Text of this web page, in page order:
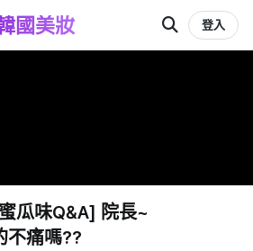
國美妝 登入
瓜味Q&A] 院長~
不痛嗎??